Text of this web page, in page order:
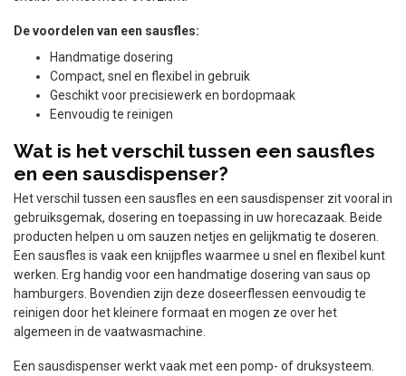
De voordelen van een sausfles:
Handmatige dosering
Compact, snel en flexibel in gebruik
Geschikt voor precisiewerk en bordopmaak
Eenvoudig te reinigen
Wat is het verschil tussen een sausfles
en een sausdispenser?
Het verschil tussen een sausfles en een sausdispenser zit vooral in
gebruiksgemak, dosering en toepassing in uw horecazaak. Beide
producten helpen u om sauzen netjes en gelijkmatig te doseren.
Een sausfles is vaak een knijpfles waarmee u snel en flexibel kunt
werken. Erg handig voor een handmatige dosering van saus op
hamburgers. Bovendien zijn deze doseerflessen eenvoudig te
reinigen door het kleinere formaat en mogen ze over het
algemeen in de vaatwasmachine.
Een sausdispenser werkt vaak met een pomp- of druksysteem.